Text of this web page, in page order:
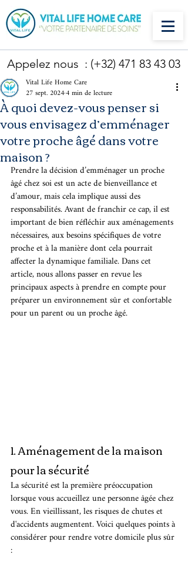
Appelez nous : (+32) 471 83 43 03
À quoi devez-vous penser si
vous envisagez d’emménager
votre proche âgé dans votre
maison ?
Vital Life Home Care
27 sept. 20244 min de lecture
Prendre la décision d’emménager un proche
âgé chez soi est un acte de bienveillance et
d’amour, mais cela implique aussi des
responsabilités. Avant de franchir ce cap, il est
important de bien réfléchir aux aménagements
nécessaires, aux besoins spécifiques de votre
proche et à la manière dont cela pourrait
affecter la dynamique familiale. Dans cet
article, nous allons passer en revue les
principaux aspects à prendre en compte pour
préparer un environnement sûr et confortable
pour un parent ou un proche âgé.
1. Aménagement de la maison
pour la sécurité
La sécurité est la première préoccupation
lorsque vous accueillez une personne âgée chez
vous. En vieillissant, les risques de chutes et
d'accidents augmentent. Voici quelques points à
considérer pour rendre votre domicile plus sûr
: